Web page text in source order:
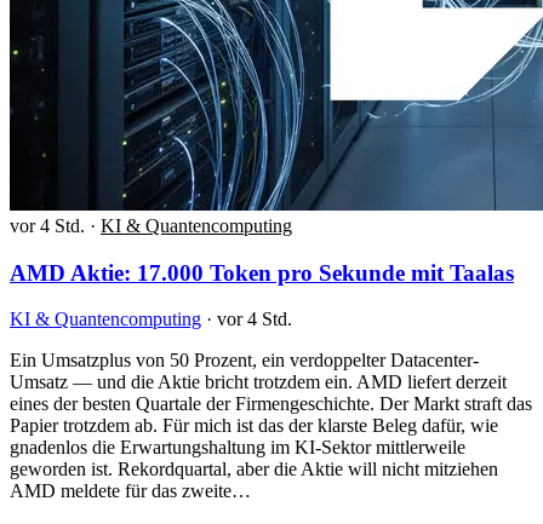
vor 4 Std. · KI & Quantencomputing
AMD Aktie: 17.000 Token pro Sekunde mit Taalas
KI & Quantencomputing · vor 4 Std.
Ein Umsatzplus von 50 Prozent, ein verdoppelter Datacenter-
Umsatz — und die Aktie bricht trotzdem ein. AMD liefert derzeit
eines der besten Quartale der Firmengeschichte. Der Markt straft das
Papier trotzdem ab. Für mich ist das der klarste Beleg dafür, wie
gnadenlos die Erwartungshaltung im KI-Sektor mittlerweile
geworden ist. Rekordquartal, aber die Aktie will nicht mitziehen
AMD meldete für das zweite…